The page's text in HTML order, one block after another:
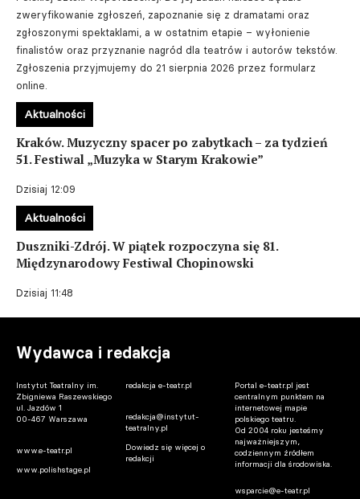
zweryfikowanie zgłoszeń, zapoznanie się z dramatami oraz
zgłoszonymi spektaklami, a w ostatnim etapie – wyłonienie
finalistów oraz przyznanie nagród dla teatrów i autorów tekstów.
Zgłoszenia przyjmujemy do 21 sierpnia 2026 przez formularz
online.
Kraków. Muzyczny spacer po zabytkach – za tydzień
51. Festiwal „Muzyka w Starym Krakowie”
Dzisiaj 12:09
Aktualności
Duszniki-Zdrój. W piątek rozpoczyna się 81.
Międzynarodowy Festiwal Chopinowski
Dzisiaj 11:48
Aktualności
Wydawca i redakcja
Instytut Teatralny im.
Zbigniewa Raszewskiego
ul. Jazdów 1
00-467 Warszawa
www.e-teatr.pl
www.polishstage.pl
redakcja e-teatr.pl
redakcja@instytut-
teatralny.pl
Dowiedz się więcej o
redakcji
Portal e-teatr.pl jest
centralnym punktem na
internetowej mapie
polskiego teatru.
Od 2004 roku jesteśmy
najważniejszym,
codziennym źródłem
informacji dla środowiska.
wsparcie@e-teatr.pl